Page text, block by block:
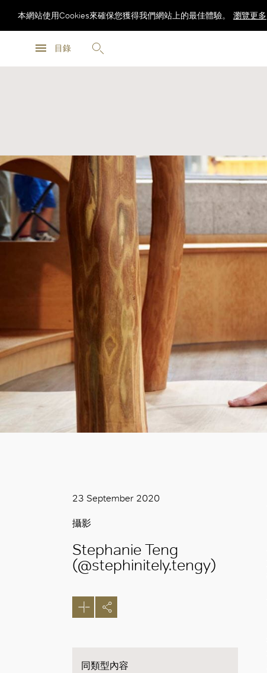
目錄
本網站使用Cookies來確保您獲得我們網站上的最佳體驗。 瀏覽更多
23 September 2020
攝影
Stephanie Teng
(@stephinitely.tengy)
同類型內容